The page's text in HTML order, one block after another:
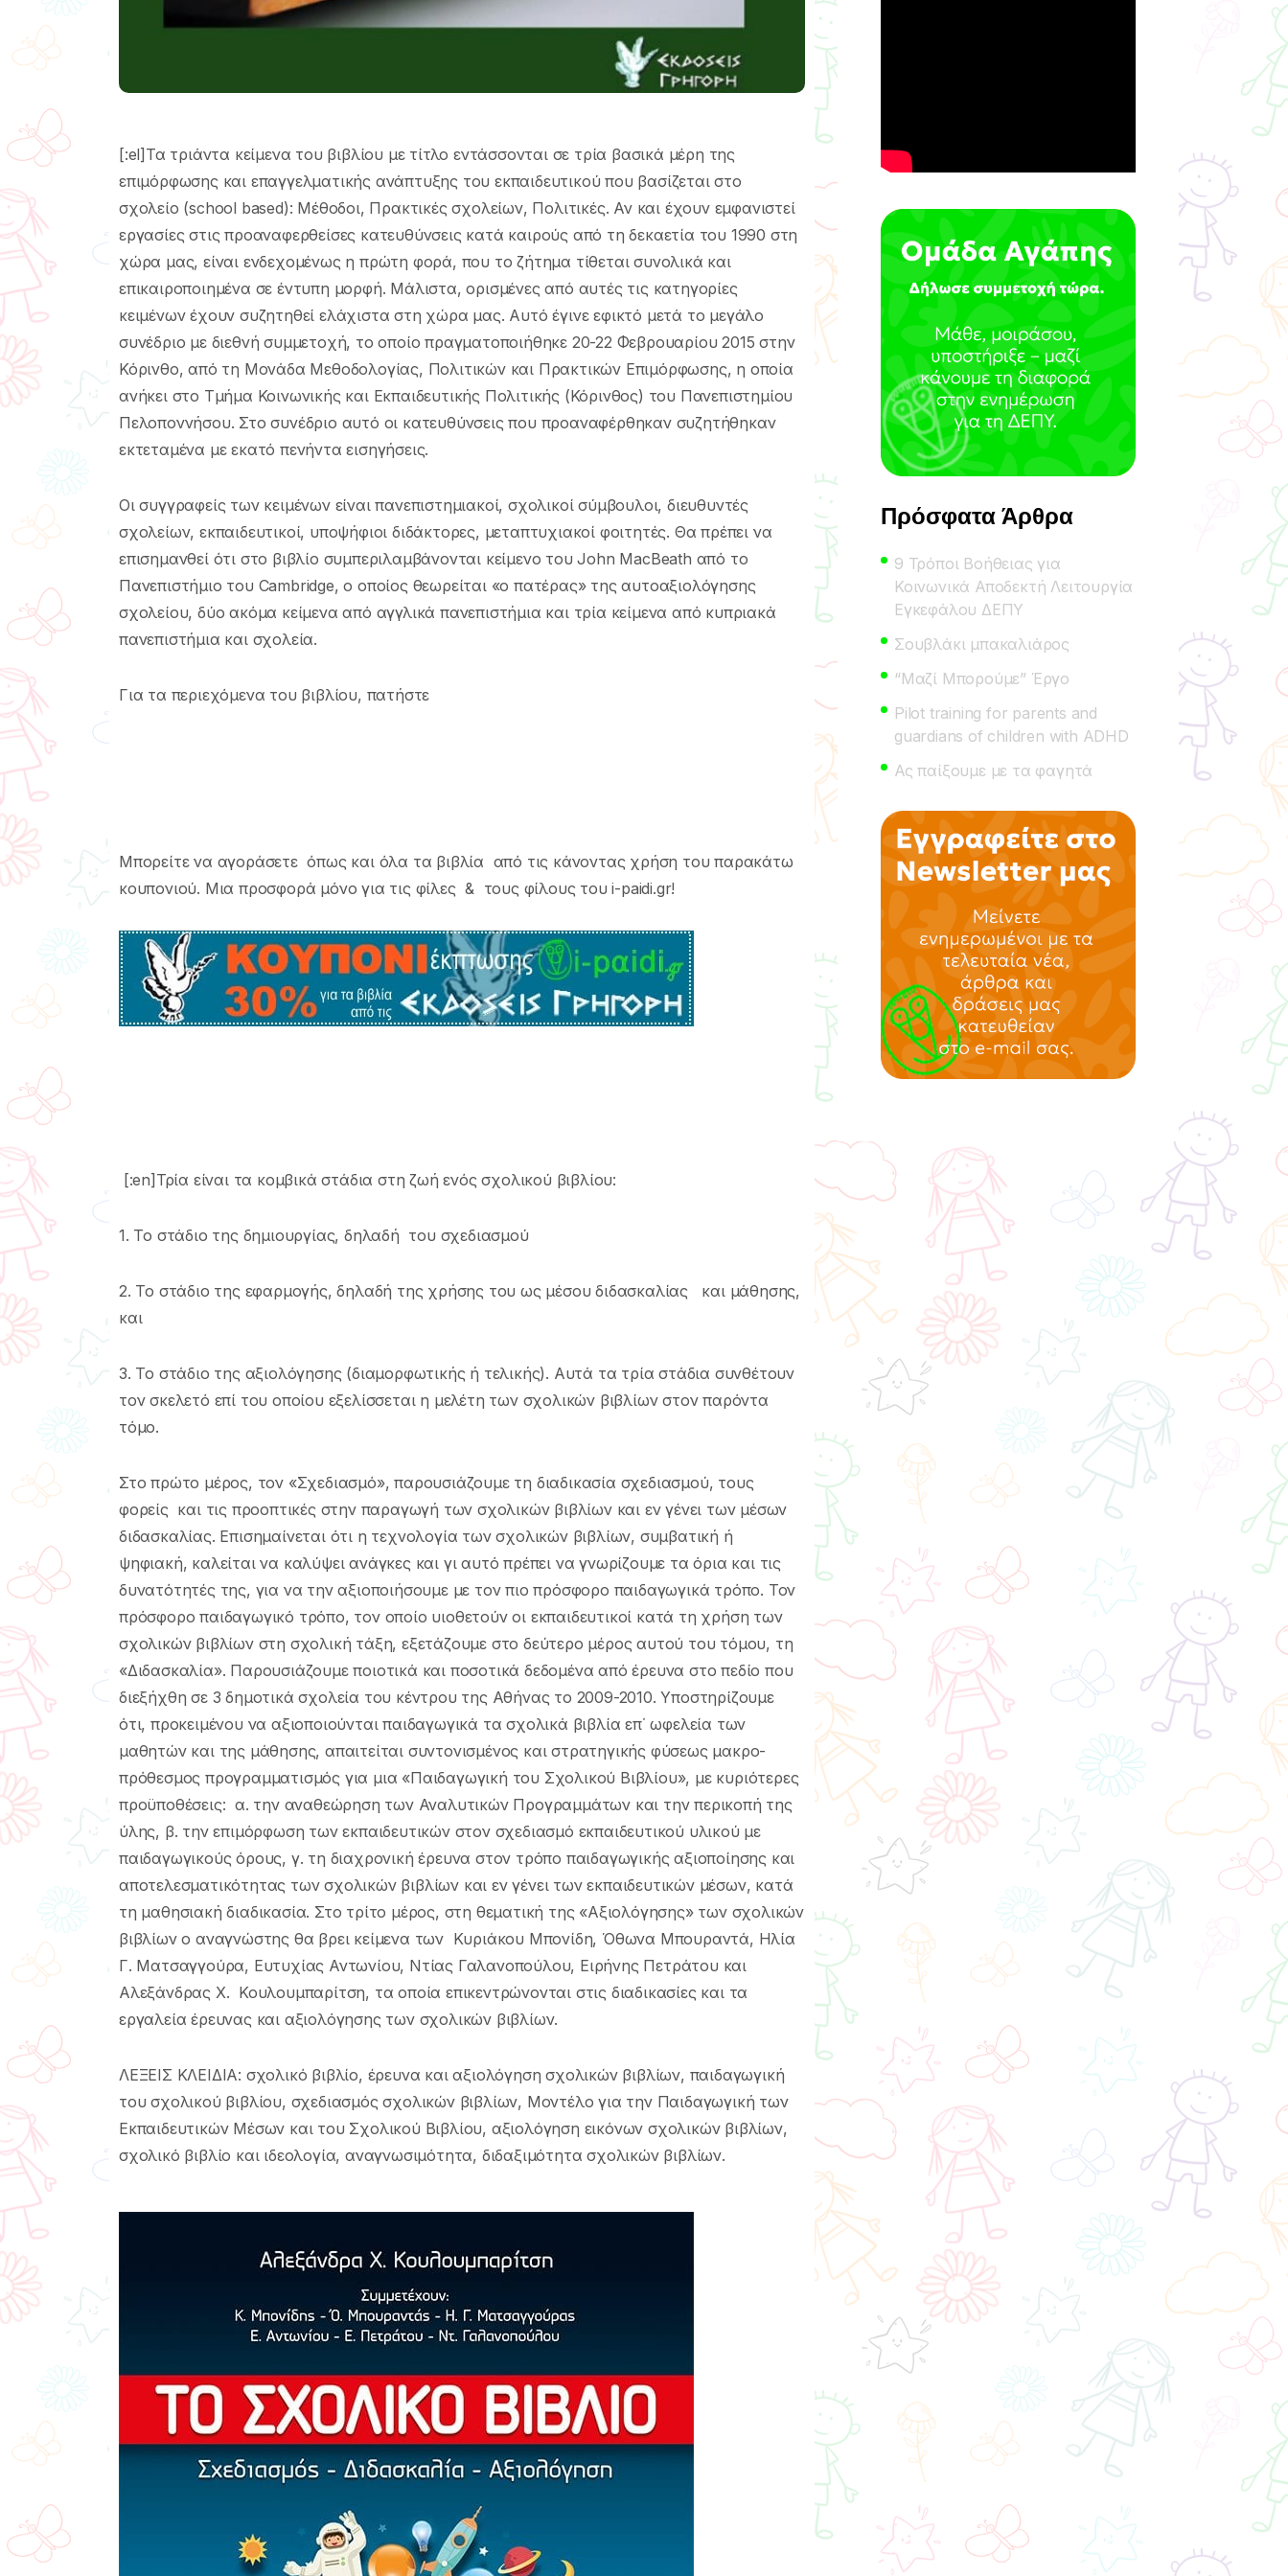
[:el]Τα τριάντα κείμενα του βιβλίου με τίτλο εντάσσονται σε τρία βασικά μέρη της
επιμόρφωσης και επαγγελματικής ανάπτυξης του εκπαιδευτικού που βασίζεται στο
σχολείο (school based): Μέθοδοι, Πρακτικές σχολείων, Πολιτικές. Αν και έχουν εμφανιστεί
εργασίες στις προαναφερθείσες κατευθύνσεις κατά καιρούς από τη δεκαετία του 1990 στη
χώρα μας, είναι ενδεχομένως η πρώτη φορά, που το ζήτημα τίθεται συνολικά και
επικαιροποιημένα σε έντυπη μορφή. Μάλιστα, ορισμένες από αυτές τις κατηγορίες
κειμένων έχουν συζητηθεί ελάχιστα στη χώρα μας. Αυτό έγινε εφικτό μετά το μεγάλο
συνέδριο με διεθνή συμμετοχή, το οποίο πραγματοποιήθηκε 20-22 Φεβρουαρίου 2015 στην
Κόρινθο, από τη Μονάδα Μεθοδολογίας, Πολιτικών και Πρακτικών Επιμόρφωσης, η οποία
ανήκει στο Τμήμα Κοινωνικής και Εκπαιδευτικής Πολιτικής (Κόρινθος) του Πανεπιστημίου
Πελοποννήσου. Στο συνέδριο αυτό οι κατευθύνσεις που προαναφέρθηκαν συζητήθηκαν
εκτεταμένα με εκατό πενήντα εισηγήσεις.
Οι συγγραφείς των κειμένων είναι πανεπιστημιακοί, σχολικοί σύμβουλοι, διευθυντές
σχολείων, εκπαιδευτικοί, υποψήφιοι διδάκτορες, μεταπτυχιακοί φοιτητές. Θα πρέπει να
επισημανθεί ότι στο βιβλίο συμπεριλαμβάνονται κείμενο του John MacBeath από το
Πανεπιστήμιο του Cambridge, ο οποίος θεωρείται «ο πατέρας» της αυτοαξιολόγησης
σχολείου, δύο ακόμα κείμενα από αγγλικά πανεπιστήμια και τρία κείμενα από κυπριακά
πανεπιστήμια και σχολεία.
Για τα περιεχόμενα του βιβλίου, πατήστε
Μπορείτε να αγοράσετε όπως και όλα τα βιβλία από τις κάνοντας χρήση του παρακάτω
κουπονιού. Μια προσφορά μόνο για τις φίλες & τους φίλους του i-paidi.gr!
[:en]Τρία είναι τα κοµβικά στάδια στη ζωή ενός σχολικού βιβλίου:
1. Το στάδιο της δηµιουργίας, δηλαδή του σχεδιασµού
2. Το στάδιο της εφαρµογής, δηλαδή της χρήσης του ως µέσου διδασκαλίας και µάθησης,
και
3. Το στάδιο της αξιολόγησης (διαµορφωτικής ή τελικής). Αυτά τα τρία στάδια συνθέτουν
τον σκελετό επί του οποίου εξελίσσεται η µελέτη των σχολικών βιβλίων στον παρόντα
τόµο.
Στο πρώτο µέρος, τον «Σχεδιασµό», παρουσιάζουµε τη διαδικασία σχεδιασµού, τους
φορείς και τις προοπτικές στην παραγωγή των σχολικών βιβλίων και εν γένει των µέσων
διδασκαλίας. Επισηµαίνεται ότι η τεχνολογία των σχολικών βιβλίων, συµβατική ή
ψηφιακή, καλείται να καλύψει ανάγκες και γι αυτό πρέπει να γνωρίζουµε τα όρια και τις
δυνατότητές της, για να την αξιοποιήσουµε µε τον πιο πρόσφορο παιδαγωγικά τρόπο. Τον
πρόσφορο παιδαγωγικό τρόπο, τον οποίο υιοθετούν οι εκπαιδευτικοί κατά τη χρήση των
σχολικών βιβλίων στη σχολική τάξη, εξετάζουµε στο δεύτερο µέρος αυτού του τόµου, τη
«Διδασκαλία». Παρουσιάζουµε ποιοτικά και ποσοτικά δεδοµένα από έρευνα στο πεδίο που
διεξήχθη σε 3 δηµοτικά σχολεία του κέντρου της Αθήνας το 2009-2010. Υποστηρίζουµε
ότι, προκειµένου να αξιοποιούνται παιδαγωγικά τα σχολικά βιβλία επ΄ ωφελεία των
µαθητών και της µάθησης, απαιτείται συντονισµένος και στρατηγικής φύσεως µακρο-
πρόθεσµος προγραµµατισµός για µια «Παιδαγωγική του Σχολικού Βιβλίου», µε κυριότερες
προϋποθέσεις: α. την αναθεώρηση των Αναλυτικών Προγραµµάτων και την περικοπή της
ύλης, β. την επιµόρφωση των εκπαιδευτικών στον σχεδιασµό εκπαιδευτικού υλικού µε
παιδαγωγικούς όρους, γ. τη διαχρονική έρευνα στον τρόπο παιδαγωγικής αξιοποίησης και
αποτελεσµατικότητας των σχολικών βιβλίων και εν γένει των εκπαιδευτικών µέσων, κατά
τη µαθησιακή διαδικασία. Στο τρίτο µέρος, στη θεµατική της «Αξιολόγησης» των σχολικών
βιβλίων ο αναγνώστης θα βρει κείµενα των Κυριάκου Μπονίδη, Όθωνα Μπουραντά, Ηλία
Γ. Ματσαγγούρα, Ευτυχίας Αντωνίου, Ντίας Γαλανοπούλου, Ειρήνης Πετράτου και
Αλεξάνδρας Χ. Κουλουµπαρίτση, τα οποία επικεντρώνονται στις διαδικασίες και τα
εργαλεία έρευνας και αξιολόγησης των σχολικών βιβλίων.
ΛΕΞΕΙΣ ΚΛΕΙΔΙΑ: σχολικό βιβλίο, έρευνα και αξιολόγηση σχολικών βιβλίων, παιδαγωγική
του σχολικού βιβλίου, σχεδιασµός σχολικών βιβλίων, Μοντέλο για την Παιδαγωγική των
Εκπαιδευτικών Μέσων και του Σχολικού Βιβλίου, αξιολόγηση εικόνων σχολικών βιβλίων,
σχολικό βιβλίο και ιδεολογία, αναγνωσιµότητα, διδαξιµότητα σχολικών βιβλίων.
Πρόσφατα Άρθρα
9 Τρόποι Βοήθειας για
Κοινωνικά Αποδεκτή Λειτουργία
Εγκεφάλου ΔΕΠΥ
Σουβλάκι μπακαλιάρος
“Μαζί Μπορούμε” Έργο
Pilot training for parents and
guardians of children with ADHD
Ας παίξουμε με τα φαγητά